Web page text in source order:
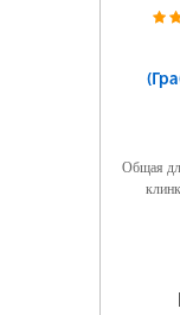
Общая